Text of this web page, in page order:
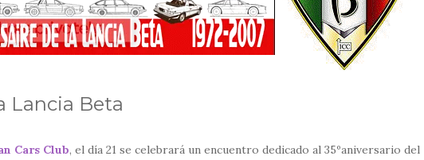
Lancia Beta
Cars Club, el día 21 se celebrará un encuentro dedicado al 35ºaniversario del